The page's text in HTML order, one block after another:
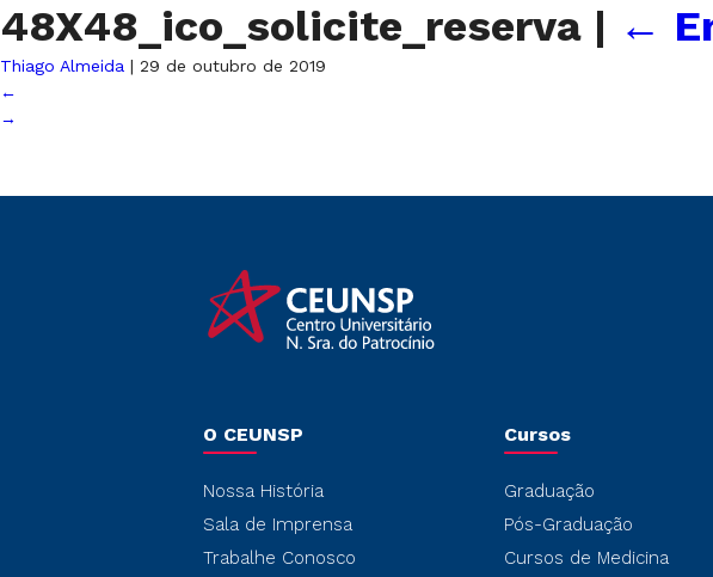
48X48_ico_solicite_reserva | ←
Thiago Almeida | 29 de outubro de 2019
←
→
O CEUNSP
Nossa História
Sala de Imprensa
Trabalhe Conosco
Cursos
Graduação
Pós-Graduação
Cursos de Medicina